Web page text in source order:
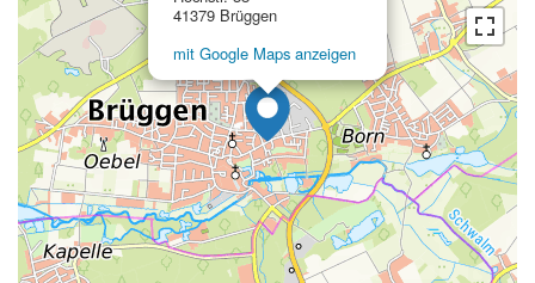
41379 Brüggen
mit Google Maps anzeigen